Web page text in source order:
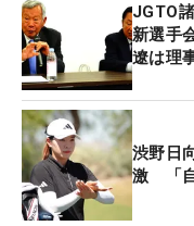
村プロデューサー
なかないし、形と
手にとっては大き
になる」と露出に
プロと同じ舞台で
ュニアゴルファー
JGTO
新選手
遼は理
渋野日
激 「自